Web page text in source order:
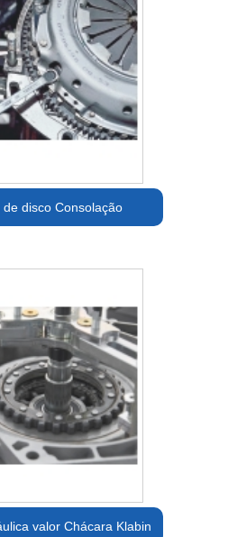
disco Consolação
valor Chácara Klabin